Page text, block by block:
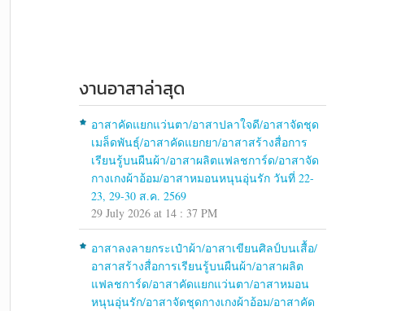
งานอาสาล่าสุด
อาสาคัดแยกแว่นตา/อาสาปลาใจดี/อาสาจัดชุด
เมล็ดพันธุ์/อาสาคัดแยกยา/อาสาสร้างสื่อการ
เรียนรู้บนผืนผ้า/อาสาผลิตแฟลชการ์ด/อาสาจัด
กางเกงผ้าอ้อม/อาสาหมอนหนุนอุ่นรัก วันที่ 22-
23, 29-30 ส.ค. 2569
29 July 2026 at 14 : 37 PM
อาสาลงลายกระเป๋าผ้า/อาสาเขียนศิลป์บนเสื้อ/
อาสาสร้างสื่อการเรียนรู้บนผืนผ้า/อาสาผลิต
แฟลชการ์ด/อาสาคัดแยกแว่นตา/อาสาหมอน
หนุนอุ่นรัก/อาสาจัดชุดกางเกงผ้าอ้อม/อาสาคัด